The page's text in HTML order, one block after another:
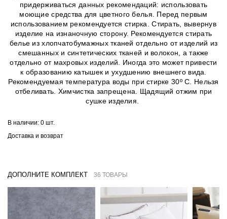
придерживаться данных рекомендаций: использовать
моющие средства для цветного белья. Перед первым
использованием рекомендуется стирка. Стирать, вывернув
изделие на изнаночную сторону. Рекомендуется стирать
белье из хлопчатобумажных тканей отдельно от изделий из
смешанных и синтетических тканей и волокон, а также
отдельно от махровых изделий. Иногда это может привести
к образованию катышек и ухудшению внешнего вида.
Рекомендуемая температура воды при стирке 30º C. Нельзя
отбеливать. Химчистка запрещена. Щадящий отжим при
сушке изделия.
В наличии: 0 шт.
Доставка и возврат
ДОПОЛНИТЕ КОМПЛЕКТ 36 ТОВАРЫ